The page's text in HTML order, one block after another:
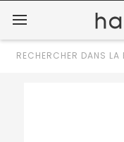
Rechercher